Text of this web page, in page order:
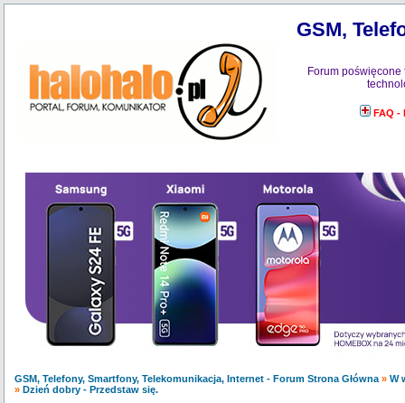
GSM,
Forum
FAQ -
GSM, Telefony, Smartfony, Telekomunikacja, Internet - Forum Strona Główna » W
» Dzień dobry - Przedstaw się.